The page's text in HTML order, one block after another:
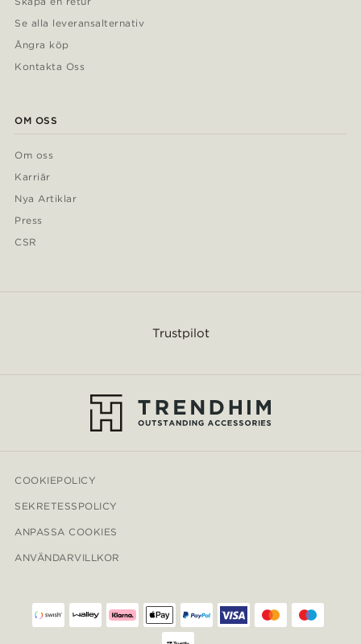
Se alla leveransalternativ
Ångra köp
Kontakta Oss
OM OSS
Om oss
Karriär
Nya Artiklar
Press
CSR
Trustpilot
COOKIEPOLICY
SEKRETESSPOLICY
ANPASSA COOKIES
ANVÄNDARVILLKOR